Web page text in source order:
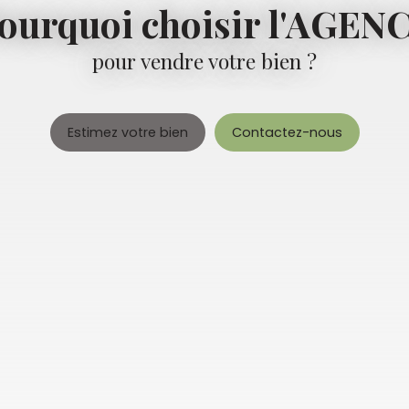
choisir
pour vendre votre bien ?
Estimez votre bien Contactez-nous